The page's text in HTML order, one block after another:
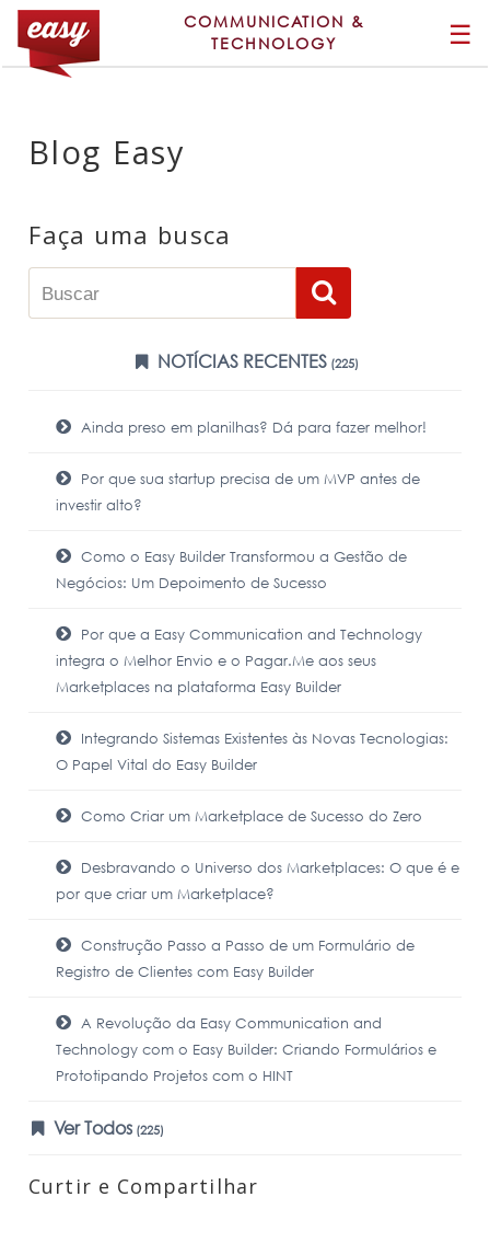
COMMUNICATION &
TECHNOLOGY
☰
Blog Easy
Faça uma busca
NOTÍCIAS RECENTES(225)
Ainda preso em planilhas? Dá para fazer melhor!
Por que sua startup precisa de um MVP antes de
investir alto?
Como o Easy Builder Transformou a Gestão de
Negócios: Um Depoimento de Sucesso
Por que a Easy Communication and Technology
integra o Melhor Envio e o Pagar.Me aos seus
Marketplaces na plataforma Easy Builder
Integrando Sistemas Existentes às Novas Tecnologias:
O Papel Vital do Easy Builder
Como Criar um Marketplace de Sucesso do Zero
Desbravando o Universo dos Marketplaces: O que é e
por que criar um Marketplace?
Construção Passo a Passo de um Formulário de
Registro de Clientes com Easy Builder
A Revolução da Easy Communication and
Technology com o Easy Builder: Criando Formulários e
Prototipando Projetos com o HINT
Ver Todos (225)
Curtir e Compartilhar